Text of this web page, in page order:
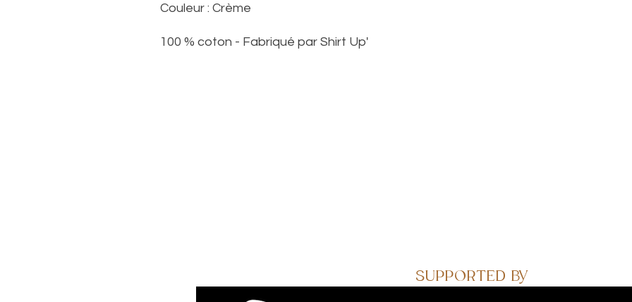
Couleur : Crème
100 % coton - Fabriqué par Shirt Up'
SUPPORTED BY